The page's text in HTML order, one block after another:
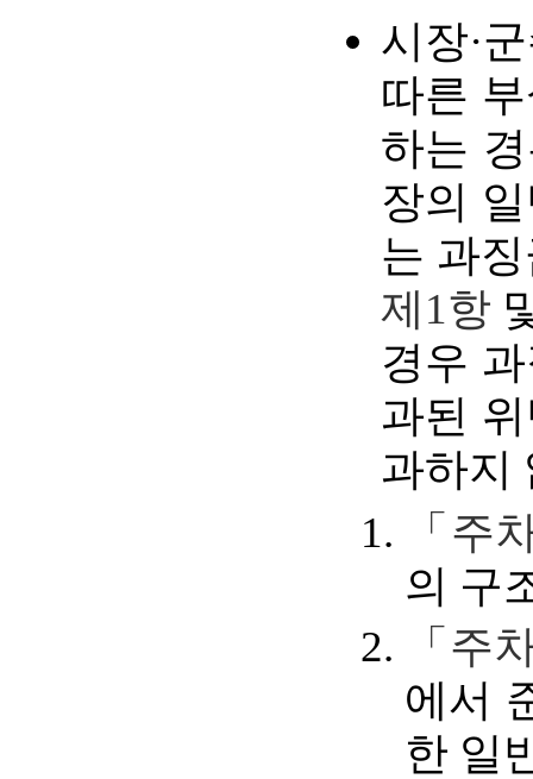
시장·
따른
하는
장의
는 과
제1항
경우
과된
과하지
「주
의 구
「주
에서
한 일